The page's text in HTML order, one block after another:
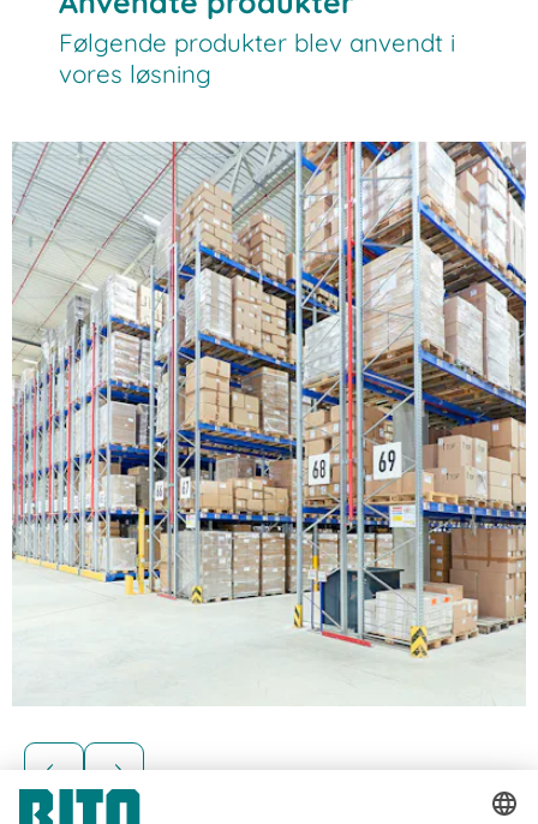
Følgende produkter blev anvendt i
vores løsning
Reoler til palleterede varer